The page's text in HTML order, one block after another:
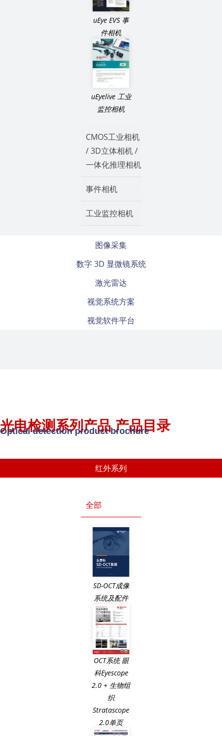
图像采集
数字 3D 显微镜系统
激光雷达
视觉系统方案
视觉软件平台
CMOS工业相机
/ 3D立体相机 /
一体化推理相机
事件相机
工业监控相机
uEye EVS 事
件相机
uEyelive 工业
监控相机
光电检测系列产品 产品目录
Optical detection product brochure
红外系列
全部
SD-OCT成像
系统及配件
OCT系统 眼
科Eyescope
2.0 + 生物组
织
Stratascope
2.0单页